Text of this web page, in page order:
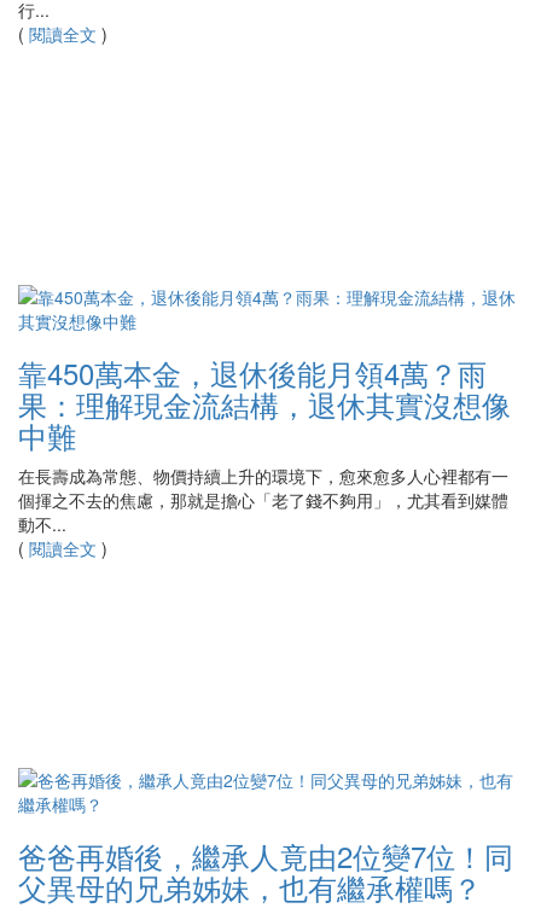
行...
( 閱讀全文 )
靠450萬本金，退休後能月領4萬？雨
果：理解現金流結構，退休其實沒想像
中難
在長壽成為常態、物價持續上升的環境下，愈來愈多人心裡都有一
個揮之不去的焦慮，那就是擔心「老了錢不夠用」，尤其看到媒體
動不...
( 閱讀全文 )
爸爸再婚後，繼承人竟由2位變7位！同
父異母的兄弟姊妹，也有繼承權嗎？